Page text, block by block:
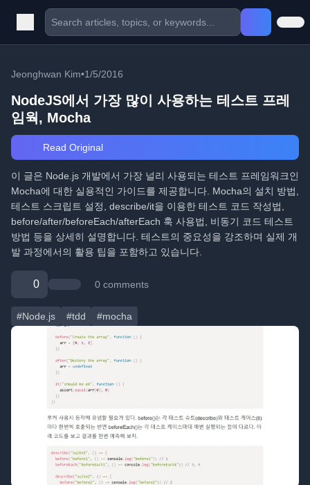
Jeonghwan Kim•1/5/2016
NodeJS에서 가장 많이 사용하는 테스트 프레
임웍, Mocha
Read Original
이 글은 Node.js 개발에서 가장 널리 사용되는 테스트 프레임워크인
Mocha에 대한 실용적인 가이드를 제공합니다. Mocha의 설치 방법,
테스트 스크립트 설정, describe/it을 이용한 테스트 코드 작성법,
before/after/beforeEach/afterEach 훅 사용법, 비동기 코드 테스트
방법 등을 상세히 설명합니다. 테스트의 중요성을 강조하며 실제 개
발 과정에서의 활용 팁을 포함하고 있습니다.
0 0 comments
#Node.js #tdd #mocha